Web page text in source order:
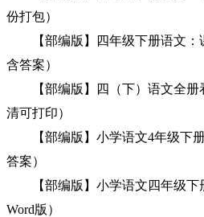
份打包）
【部编版】四年级下册语文：
含答案）
【部编版】四（下）语文全册
清可打印）
【部编版】小学语文4年级下册
答案）
【部编版】小学语文四年级下
Word版）